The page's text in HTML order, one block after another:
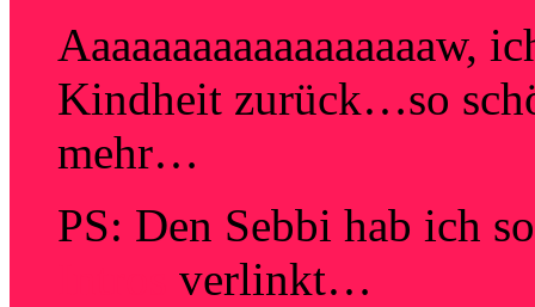
Aaaaaaaaaaaaaaaaaaw,
Kindheit zurück…so
mehr…
PS: Den Sebbi hab ich
verlinkt…